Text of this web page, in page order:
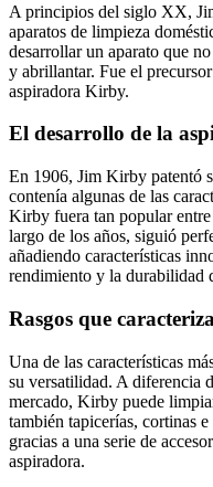
A principios del siglo XX,
aparatos de limpieza
desarrollar un aparato que
y abrillantar. Fue el
aspiradora Kirby.
El desarrollo de la
En 1906, Jim Kirby patentó
contenía algunas de las
Kirby fuera tan popular
largo de los años, siguió
añadiendo características
rendimiento y la durabilidad
Rasgos que
Una de las características
su versatilidad. A diferencia
mercado, Kirby puede
también tapicerías, cortinas
gracias a una serie de
aspiradora.